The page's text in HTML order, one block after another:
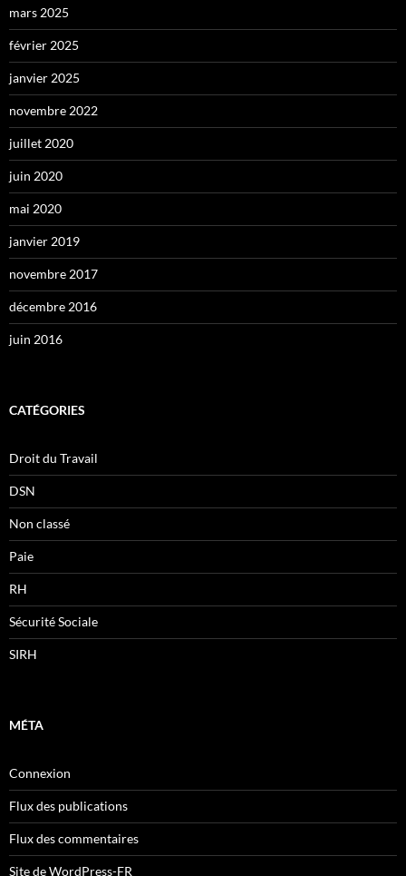
mars 2025
février 2025
janvier 2025
novembre 2022
juillet 2020
juin 2020
mai 2020
janvier 2019
novembre 2017
décembre 2016
juin 2016
CATÉGORIES
Droit du Travail
DSN
Non classé
Paie
RH
Sécurité Sociale
SIRH
MÉTA
Connexion
Flux des publications
Flux des commentaires
Site de WordPress-FR